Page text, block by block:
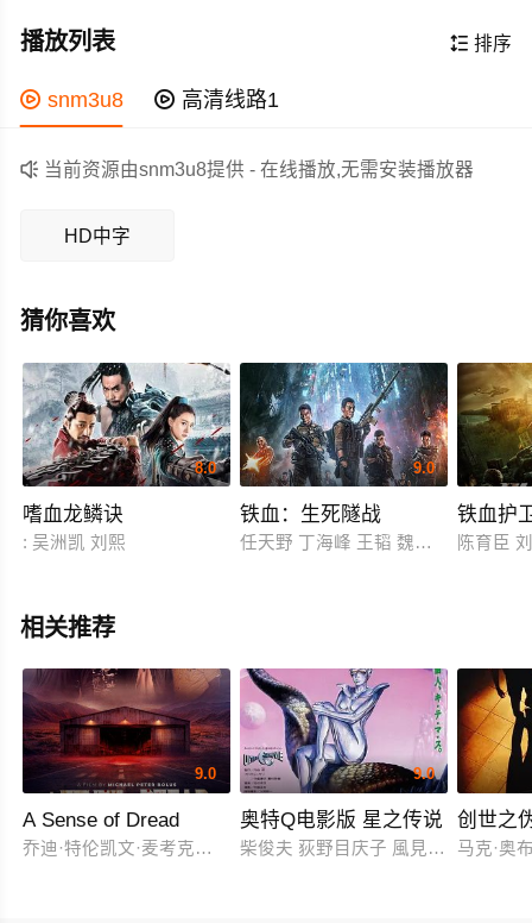
情节跌岩起伏、扣人心弦，领广大科幻片爱好者和观众们
前一次救火行动中。一次，翻看父亲的遗物时，约翰(詹姆
一台老式无线电。在随手翻拨频段的时候，他竟然和一名
年轻叫弗兰克的男子搭上了线。经过整夜长谈，约翰确定
时空发生了错乱，这个弗兰克正是自己30年前的父亲。 约
他一觉醒来，惊讶地发现了相框中白发苍苍的父亲，他知
道自己成功了。然而让人意想不到的是，历史一切都改
起连环杀人案。当约翰通过无线电再次联系30年前的父
犯！
作为一部 上映的科幻电影，在当期同类题材影片中具有一
定的看点，在演员表现和剧情架构上也都有不错的亮点，
剧情紧凑，角色塑造鲜明，适合喜欢科幻类电影的观众观
 排序
播放列表
 snm3u8  高清线路1
 当前资源由snm3u8提供 - 在线播放,无需安装播放器
HD中字
猜你喜欢
8.0
嗜血龙鳞诀
: 吴洲凯 刘熙
9.0
铁血：生死隧战
任天野 丁海峰 王韬 魏子千 程汉 张
铁血护
陈育臣
相关推荐
9.0
A Sense of Dread
乔迪·特伦凯文·麦考克尔虹膜
9.0
奥特Q电影版 星之传说
柴俊夫 荻野目庆子 風見しんご
创世之
马克·奥